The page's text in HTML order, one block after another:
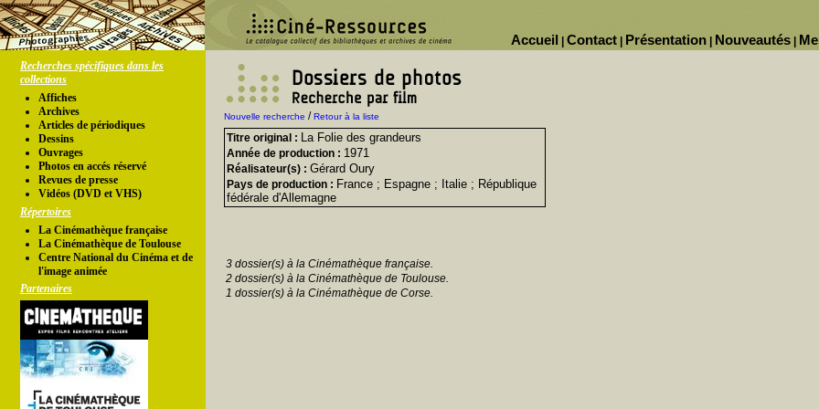
Nouveautés
Présentation
Contact
Accueil
Recherches spécifiques dans les
collections
Affiches
Archives
Articles de périodiques
Dessins
Ouvrages
Photos en accés réservé
Revues de presse
Vidéos (DVD et VHS)
Répertoires
La Cinémathèque française
La Cinémathèque de Toulouse
Centre National du Cinéma et de
l'image animée
Partenaires
Nouvelle recherche /Retour à la liste
Titre original : La Folie des grandeurs
Année de production : 1971
Réalisateur(s) : Gérard Oury
Pays de production : France ; Espagne ; Italie ; République
fédérale d'Allemagne
3 dossier(s) à la Cinémathèque française.
2 dossier(s) à la Cinémathèque de Toulouse.
1 dossier(s) à la Cinémathèque de Corse.